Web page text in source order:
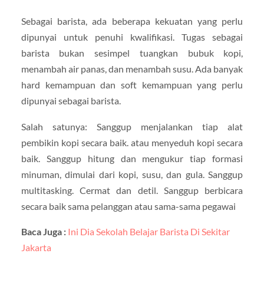
Sebagai barista, ada beberapa kekuatan yang perlu
dipunyai untuk penuhi kwalifikasi. Tugas sebagai
barista bukan sesimpel tuangkan bubuk kopi,
menambah air panas, dan menambah susu. Ada banyak
hard kemampuan dan soft kemampuan yang perlu
dipunyai sebagai barista.
Salah satunya: Sanggup menjalankan tiap alat
pembikin kopi secara baik. atau menyeduh kopi secara
baik. Sanggup hitung dan mengukur tiap formasi
minuman, dimulai dari kopi, susu, dan gula. Sanggup
multitasking. Cermat dan detil. Sanggup berbicara
secara baik sama pelanggan atau sama-sama pegawai
Baca Juga : Ini Dia Sekolah Belajar Barista Di Sekitar
Jakarta